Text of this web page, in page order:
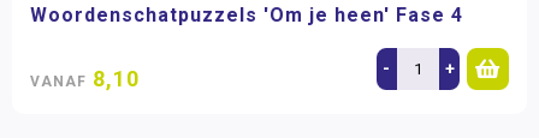
Woordenschatpuzzels 'Om je heen' Fase 4
VANAF 8,10 - +